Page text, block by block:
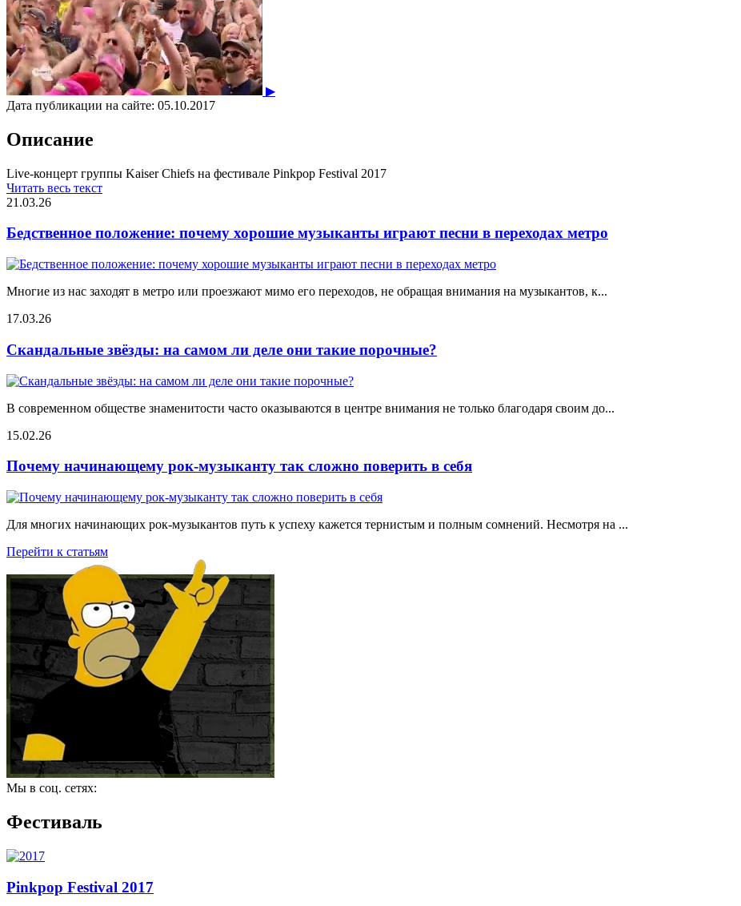
▶
Дата публикации на сайте: 05.10.2017
Описание
Live-концерт группы Kaiser Chiefs на фестивале Pinkpop Festival 2017
Читать весь текст
21.03.26
Бедственное положение: почему хорошие музыканты играют песни в переходах метро
Многие из нас заходят в метро или проезжают мимо его переходов, не обращая внимания на музыкантов, к...
17.03.26
Скандальные звёзды: на самом ли деле они такие порочные?
В современном обществе знаменитости часто оказываются в центре внимания не только благодаря своим до...
15.02.26
Почему начинающему рок-музыканту так сложно поверить в себя
Для многих начинающих рок-музыкантов путь к успеху кажется тернистым и полным сомнений. Несмотря на ...
Перейти к статьям
Мы в соц. сетях:
Фестиваль
Pinkpop Festival 2017